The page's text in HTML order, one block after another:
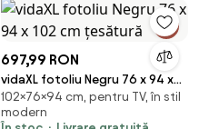
697,99 RON
vidaXL fotoliu Negru 76 x 94 x
102 cm țesătură
102×76×94 cm, pentru TV, în stil
modern